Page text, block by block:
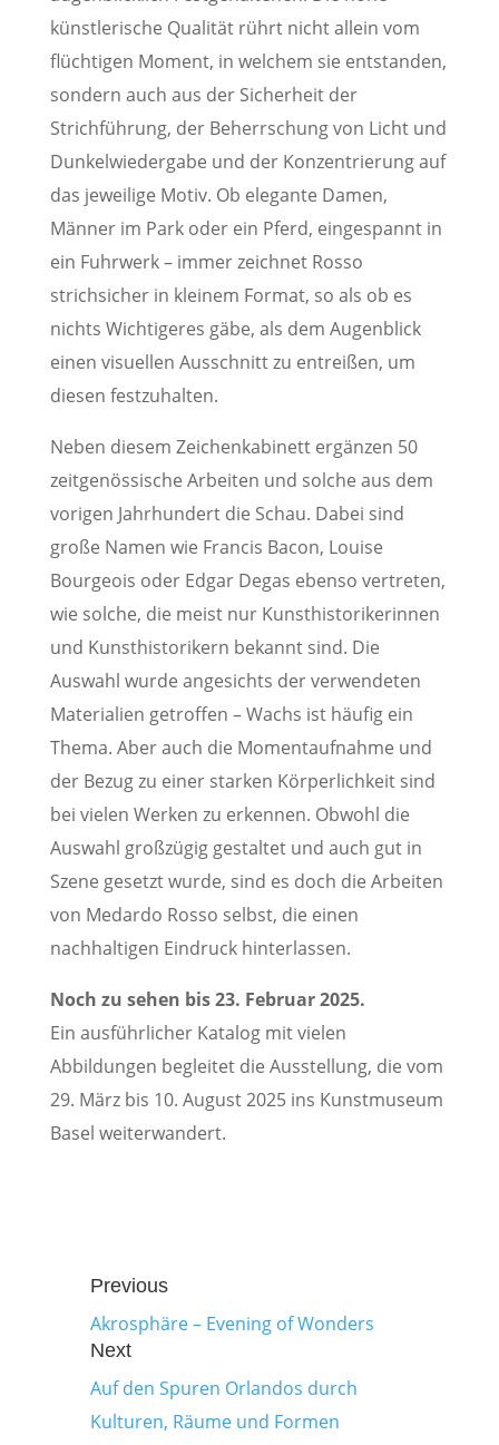
künstlerische Qualität rührt nicht allein vom
flüchtigen Moment, in welchem sie entstanden,
sondern auch aus der Sicherheit der
Strichführung, der Beherrschung von Licht und
Dunkelwiedergabe und der Konzentrierung auf
das jeweilige Motiv. Ob elegante Damen,
Männer im Park oder ein Pferd, eingespannt in
ein Fuhrwerk – immer zeichnet Rosso
strichsicher in kleinem Format, so als ob es
nichts Wichtigeres gäbe, als dem Augenblick
einen visuellen Ausschnitt zu entreißen, um
diesen festzuhalten.
Neben diesem Zeichenkabinett ergänzen 50
zeitgenössische Arbeiten und solche aus dem
vorigen Jahrhundert die Schau. Dabei sind
große Namen wie Francis Bacon, Louise
Bourgeois oder Edgar Degas ebenso vertreten,
wie solche, die meist nur Kunsthistorikerinnen
und Kunsthistorikern bekannt sind. Die
Auswahl wurde angesichts der verwendeten
Materialien getroffen – Wachs ist häufig ein
Thema. Aber auch die Momentaufnahme und
der Bezug zu einer starken Körperlichkeit sind
bei vielen Werken zu erkennen. Obwohl die
Auswahl großzügig gestaltet und auch gut in
Szene gesetzt wurde, sind es doch die Arbeiten
von Medardo Rosso selbst, die einen
nachhaltigen Eindruck hinterlassen.
Noch zu sehen bis 23. Februar 2025.
Ein ausführlicher Katalog mit vielen
Abbildungen begleitet die Ausstellung, die vom
29. März bis 10. August 2025 ins Kunstmuseum
Basel weiterwandert.
Previous
Akrosphäre – Evening of Wonders
Next
Auf den Spuren Orlandos durch
Kulturen, Räume und Formen